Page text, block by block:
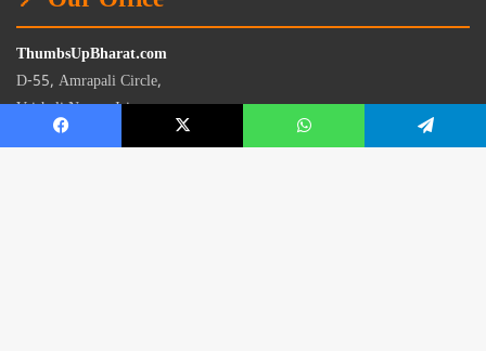
ThumbsUpBharat.com
D-55, Amrapali Circle,
Vaishali Nagar, Jaipur
Rajasthan - 302021